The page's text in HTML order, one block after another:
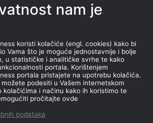
NEMA SUDSKIH OBJAVA
NEMA SUDSKIH OBJAVA
nam je
koristi kolačiće (engl. cookies) kako bi
Vama što je moguće jednostavnije i bolje
u statističke i analitičke svrhe te kako
portala. Korištenjem
portala pristajete na upotrebu kolačića.
podesiti u Vašem internetskom
kolačićima i načinu kako ih koristimo te
pročitajte ovde
podataka